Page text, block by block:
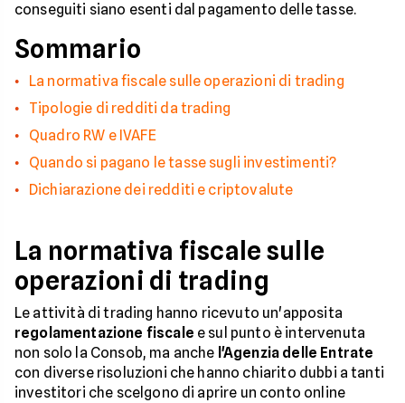
conseguiti siano esenti dal pagamento delle tasse.
Sommario
La normativa fiscale sulle operazioni di trading
Tipologie di redditi da trading
Quadro RW e IVAFE
Quando si pagano le tasse sugli investimenti?
Dichiarazione dei redditi e criptovalute
La normativa fiscale sulle
operazioni di trading
Le attività di trading hanno ricevuto un'apposita
regolamentazione fiscale e sul punto è intervenuta
non solo la Consob, ma anche l'Agenzia delle Entrate
con diverse risoluzioni che hanno chiarito dubbi a tanti
investitori che scelgono di aprire un conto online